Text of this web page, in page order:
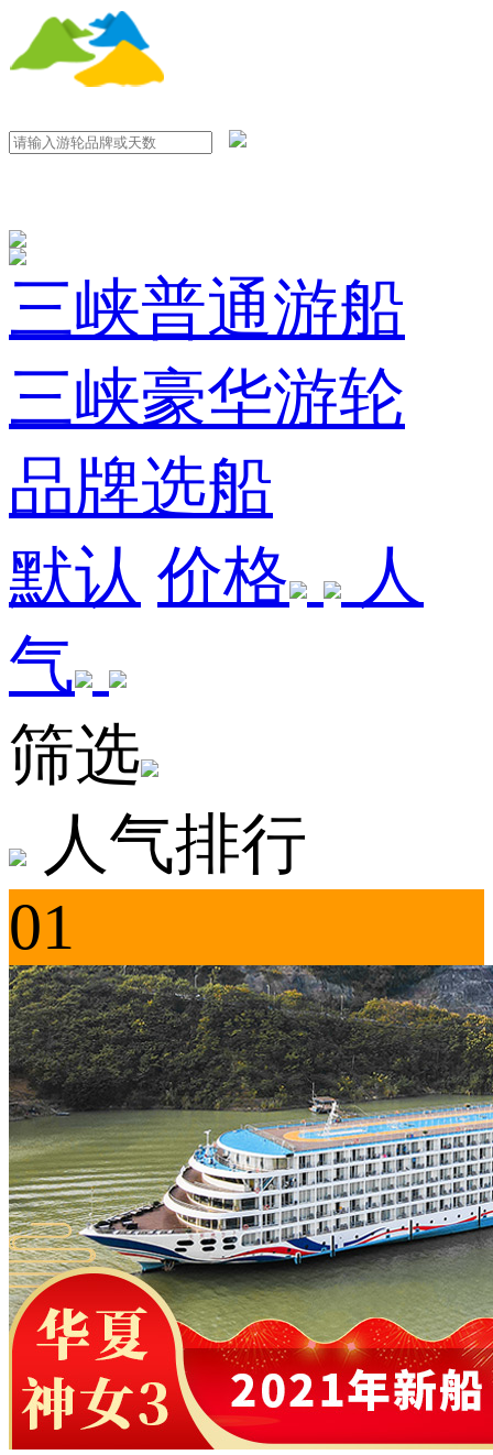
三峡普通游船
三峡豪华游轮
品牌选船
默认 价格
人
气
筛选
人气排行
01